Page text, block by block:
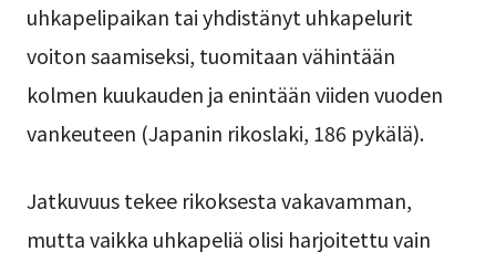
uhkapelipaikan tai yhdistänyt uhkapelurit
voiton saamiseksi, tuomitaan vähintään
kolmen kuukauden ja enintään viiden vuoden
vankeuteen (Japanin rikoslaki, 186 pykälä).
Jatkuvuus tekee rikoksesta vakavamman,
mutta vaikka uhkapeliä olisi harjoitettu vain